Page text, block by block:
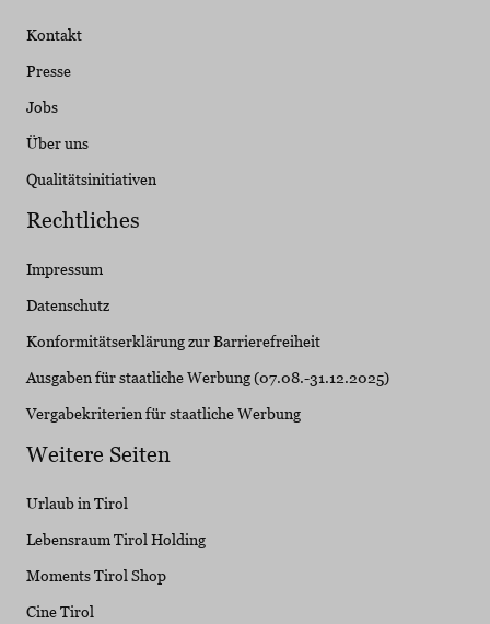
Kontakt
Presse
Jobs
Über uns
Qualitätsinitiativen
Rechtliches
Impressum
Datenschutz
Konformitätserklärung zur Barrierefreiheit
Ausgaben für staatliche Werbung (07.08.-31.12.2025)
Vergabekriterien für staatliche Werbung
Weitere Seiten
Urlaub in Tirol
Lebensraum Tirol Holding
Moments Tirol Shop
Cine Tirol